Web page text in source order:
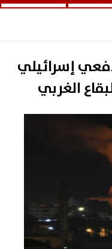
إسرائيلي
الغربي